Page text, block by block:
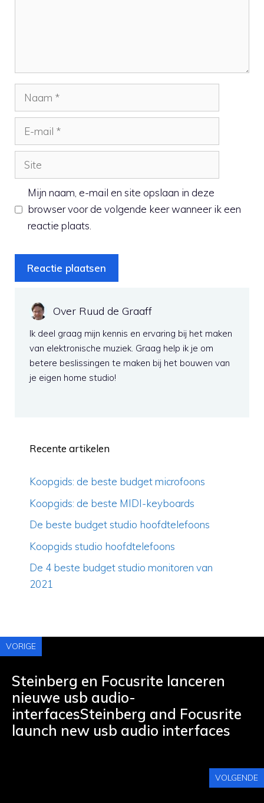
Naam
mail
Site
Mijn naam, e-mail en site opslaan in deze
browser voor de volgende keer wanneer ik een
reactie plaats.
Over Ruud de Graaff
Ik deel graag mijn kennis en ervaring bij het maken
van elektronische muziek. Graag help ik je om
betere beslissingen te maken bij het bouwen van
je eigen home studio!
Recente artikelen
Koopgids: de beste budget microfoons
Koopgids: de beste MIDI-keyboards
De beste budget studio hoofdtelefoons
Koopgids studio hoofdtelefoons
De 4 beste budget studio monitoren van
2021
VORIGE
Steinberg en Focusrite lanceren
nieuwe usb audio-
interfacesSteinberg and Focusrite
launch new usb audio interfaces
VOLGENDE